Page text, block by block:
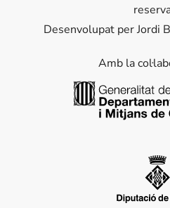
Desenvolupat per Jordi
Amb la
Generalitat
Diputació